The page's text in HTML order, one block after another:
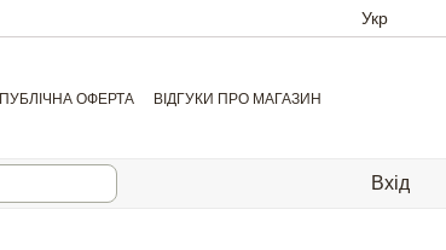
Укр
ПУБЛІЧНА ОФЕРТА ВІДГУКИ ПРО МАГАЗИН
Вхід